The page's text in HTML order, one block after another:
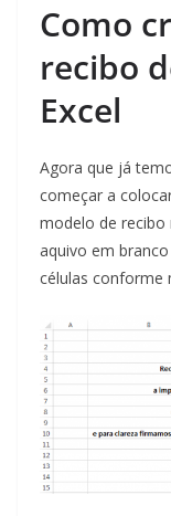
Como
recibo
Excel
Agora que já
começar a
modelo de recibo
aquivo em
células conforme